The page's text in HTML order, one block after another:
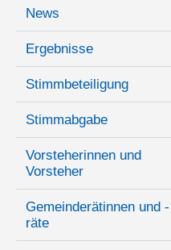
News
Ergebnisse
Stimmbeteiligung
Stimmabgabe
Vorsteherinnen und
Vorsteher
Gemeinderätinnen und -
räte